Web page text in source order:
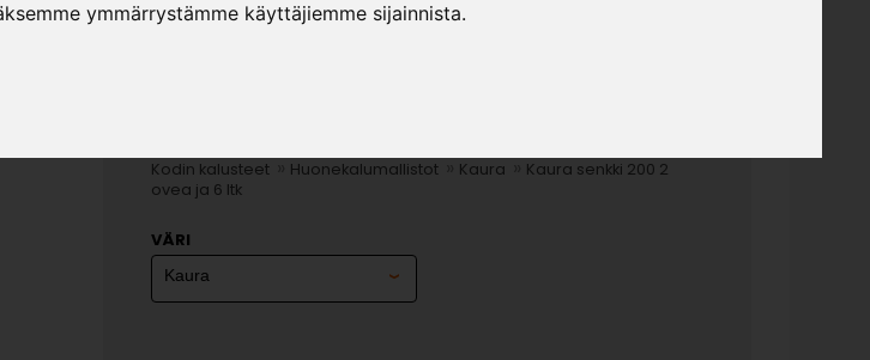
ymmärrystämme käyttäjiemme sijainnista.
Kodin kalusteet Huonekalumallistot Kaura
Kaura senkki 200 2
ovea ja 6 ltk
VÄRI